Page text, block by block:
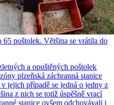
poštolek. Většina se vrátila do
a opuštěných poštolek
plzeňská záchranná stanice
jejich případě se jedná o jedny z
z nich se totiž úspěšně vrací
stanice ovšem odchovávali i